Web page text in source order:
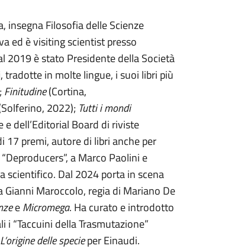
insegna Filosofia delle Scienze
ed è visiting scientist presso
2019 è stato Presidente della Società
tradotte in molte lingue, i suoi libri più
Finitudine(Cortina,
2022); Tutti i mondi
dell’Editorial Board di riviste
17 premi, autore di libri anche per
a Marco Paolini e
scientifico. Dal 2024 porta in scena
Maroccolo, regia di Mariano De
eMicromega. Ha curato e introdotto
“Taccuini della Trasmutazione”
L’origine delle specieper Einaudi.